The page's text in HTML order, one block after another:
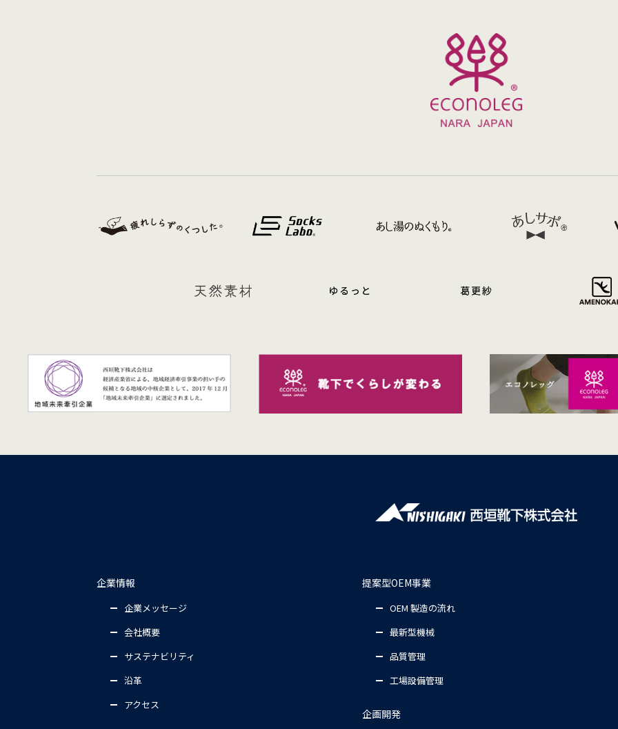
企業情報
企業メッセージ
会社概要
サステナビリティ
沿革
アクセス
提案型OEM事業
OEM 製造の流れ
最新型機械
品質管理
工場設備管理
企画開発